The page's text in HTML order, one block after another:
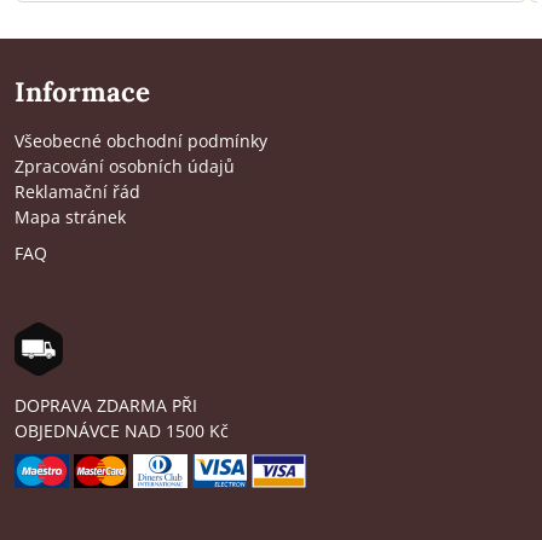
Informace
Všeobecné obchodní podmínky
Zpracování osobních údajů
Reklamační řád
Mapa stránek
FAQ
DOPRAVA ZDARMA PŘI
OBJEDNÁVCE NAD 1500 Kč